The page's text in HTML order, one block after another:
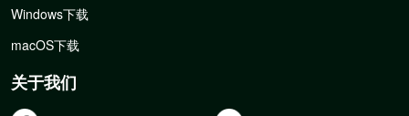
Windows下载
macOS下载
关于我们